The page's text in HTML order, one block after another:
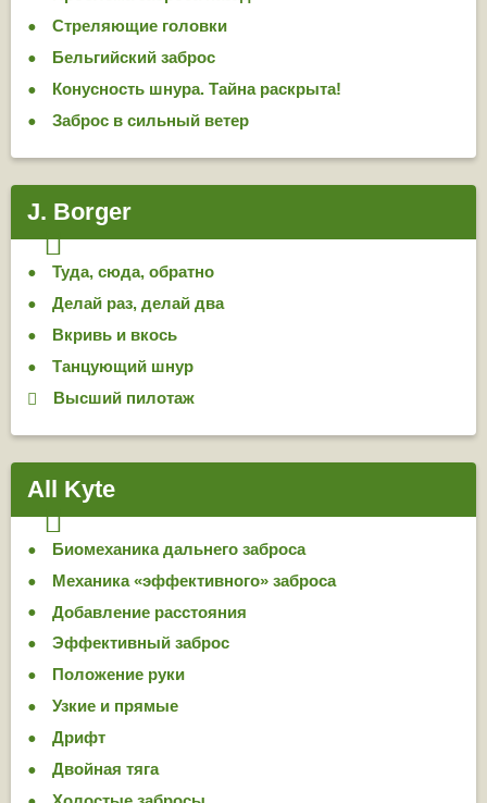
Стреляющие головки
Бельгийский заброс
Конусность шнура. Тайна раскрыта!
Заброс в сильный ветер
J. Borger
Туда, сюда, обратно
Делай раз, делай два
Вкривь и вкось
Тан­цую­щий шнур
Высший пилотаж
All Kyte
Биомеханика дальнего заброса
Механика «эффективного» заброса
Добавление расстояния
Эффективный заброс
Положение руки
Узкие и прямые
Дрифт
Двойная тяга